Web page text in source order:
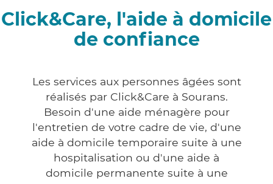
Click&Care, l'aide à domicile
de confiance
Les services aux personnes âgées sont
réalisés par Click&Care à Sourans.
Besoin d'une aide ménagère pour
l'entretien de votre cadre de vie, d'une
aide à domicile temporaire suite à une
hospitalisation ou d'une aide à
domicile permanente suite à une